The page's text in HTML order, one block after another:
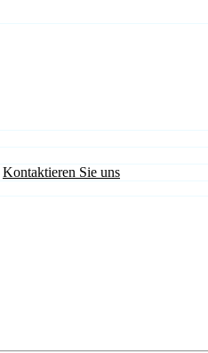
Kontaktieren Sie uns